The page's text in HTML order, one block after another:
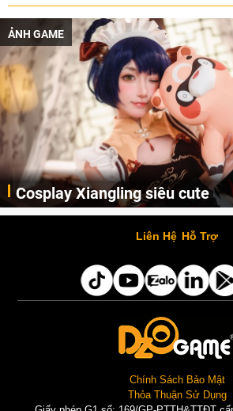
ẢNH GAME
Cosplay Xiangling siêu cute
Liên Hệ Hỗ Trợ
Chính Sách Bảo Mật
Thỏa Thuận Sử Dụng